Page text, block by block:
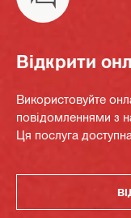
Відкрити
Використовуйте
повідомленнями з
Ця послуга